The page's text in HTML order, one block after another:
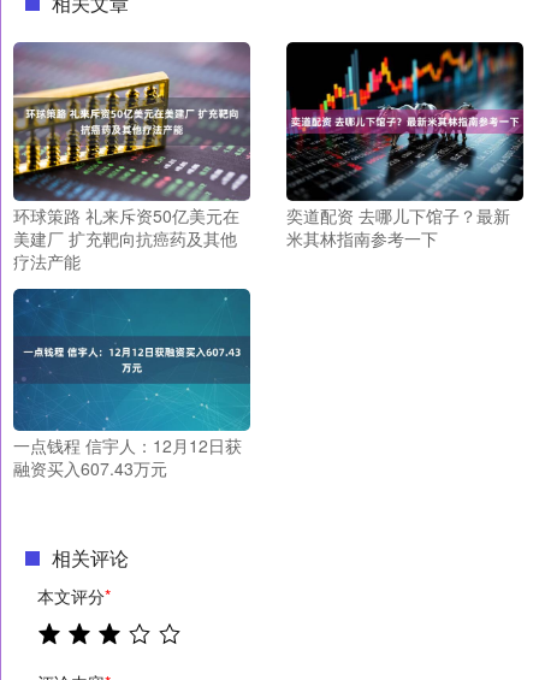
环球策路 礼来斥资50亿美元在
美建厂 扩充靶向抗癌药及其他
疗法产能
奕道配资 去哪儿下馆子？最新
米其林指南参考一下
一点钱程 信宇人：12月12日获
融资买入607.43万元
相关评论
本文评分*